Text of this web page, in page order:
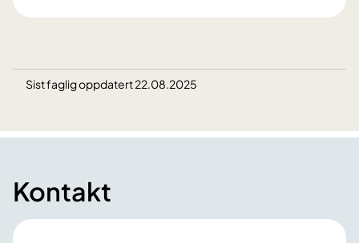
Sist faglig oppdatert 22.08.2025
Kontakt